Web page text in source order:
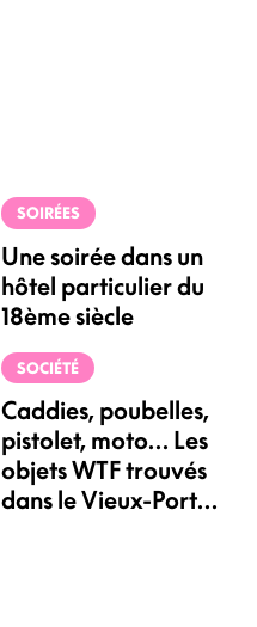
SOIRÉES
Une soirée dans un
hôtel particulier du
18ème siècle
SOCIÉTÉ
Caddies, poubelles,
pistolet, moto… Les
objets WTF trouvés
dans le Vieux-Port